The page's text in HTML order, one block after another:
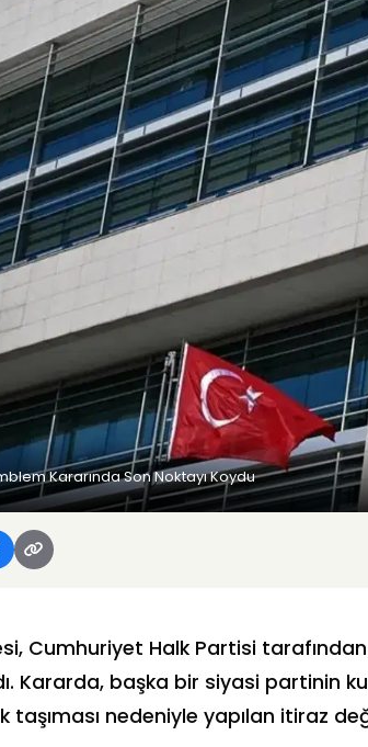
Kararında Son Noktayı Koydu
Cumhuriyet Halk Partisi
Kararda, başka bir siyasi partinin
taşıması nedeniyle yapılan itiraz